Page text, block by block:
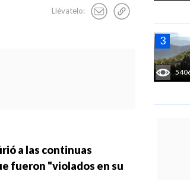
Llévatelo:
a las continuas
fueron "violados en su